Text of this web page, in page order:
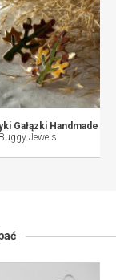
Gałązki Handmade
Jewels